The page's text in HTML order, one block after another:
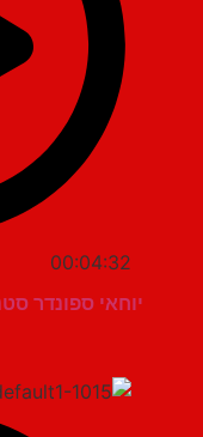
00:04:32
יוחאי ספונדר סטנדאפ